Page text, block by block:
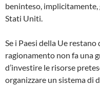
beninteso,
Stati Uniti.
Se i Paesi della Ue
ragionamento non fa una
d’investire le risorse
organizzare un sistema di